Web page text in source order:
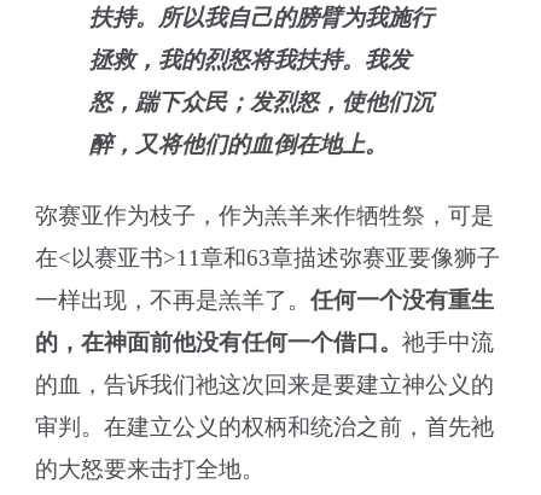
扶持。所以我自己的膀臂为我施行
拯救，我的烈怒将我扶持。我发
怒，踹下众民；发烈怒，使他们沉
醉，又将他们的血倒在地上。
弥赛亚作为枝子，作为羔羊来作牺牲祭，可是
在<以赛亚书>11章和63章描述弥赛亚要像狮子
一样出现，不再是羔羊了。任何一个没有重生
的，在神面前他没有任何一个借口。祂手中流
的血，告诉我们祂这次回来是要建立神公义的
审判。在建立公义的权柄和统治之前，首先祂
的大怒要来击打全地。